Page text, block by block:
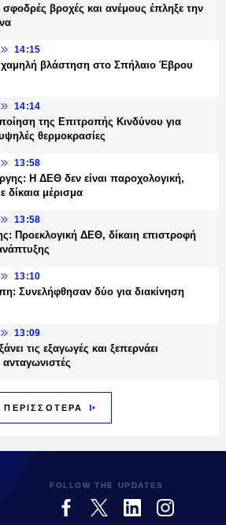
βροχές και ανέμους έπληξε την
14:15
χαμηλή βλάστηση στο Σπήλαιο Έβρου
14:14
της Επιτροπής Κινδύνου για
θερμοκρασίες
13:58
Η ΔΕΘ δεν είναι παροχολογική,
δίκαια μέρισμα
13:58
Προεκλογική ΔΕΘ, δίκαιη επιστροφή
13:10
Συνελήφθησαν δύο για διακίνηση
13:09
τις εξαγωγές και ξεπερνάει
ΠΕΡΙΣΣΟΤΕΡΑ
FOLLOW THE UPDATES